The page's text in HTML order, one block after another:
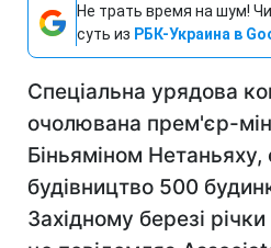
Не трать время на шум!
суть из РБК-Украина в
Спеціальна урядова
очолювана прем'єр-
Біньяміном Нетаньяху,
будівництво 500
Західному березі